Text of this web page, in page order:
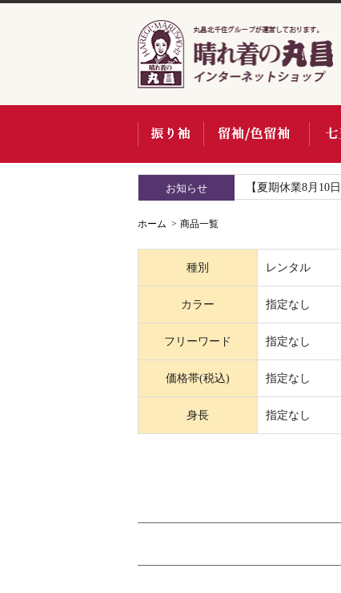
お知らせ 【夏期休業8月10
ホーム 商品一覧
種別 レンタル
カラー 指定なし
フリーワード 指定なし
価格帯(税込) 指定なし
身長 指定なし